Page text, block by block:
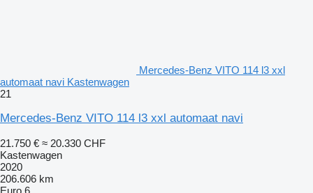
Mercedes-Benz VITO 114 l3 xxl
automaat navi Kastenwagen
21
Mercedes-Benz VITO 114 l3 xxl automaat navi
21.750 € ≈ 20.330 CHF
Kastenwagen
2020
206.606 km
Euro 6